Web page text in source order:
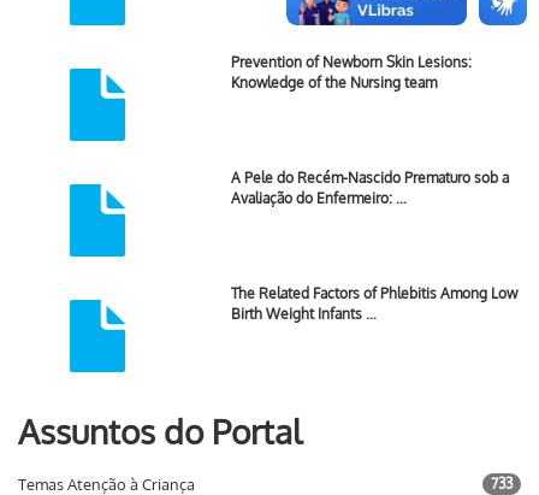
Prevention of Newborn Skin Lesions:
Knowledge of the Nursing team
A Pele do Recém-Nascido Prematuro sob a
Avaliação do Enfermeiro: …
The Related Factors of Phlebitis Among Low
Birth Weight Infants …
Assuntos do Portal
Temas Atenção à Criança 733